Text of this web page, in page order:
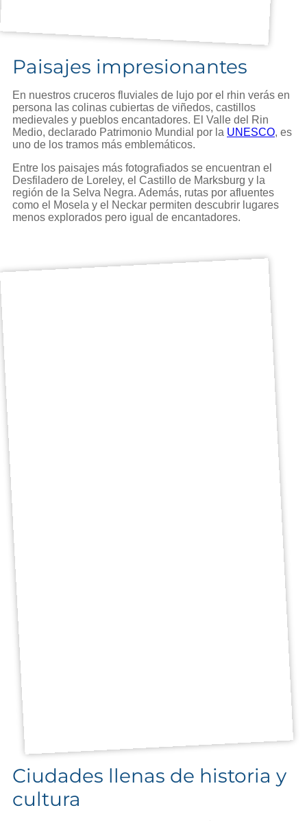
Paisajes impresionantes
En nuestros cruceros fluviales de lujo por el rhin verás en
persona las colinas cubiertas de viñedos, castillos
medievales y pueblos encantadores. El Valle del Rin
Medio, declarado Patrimonio Mundial por la UNESCO, es
uno de los tramos más emblemáticos.
Entre los paisajes más fotografiados se encuentran el
Desfiladero de Loreley, el Castillo de Marksburg y la
región de la Selva Negra. Además, rutas por afluentes
como el Mosela y el Neckar permiten descubrir lugares
menos explorados pero igual de encantadores.
Ciudades llenas de historia y
cultura